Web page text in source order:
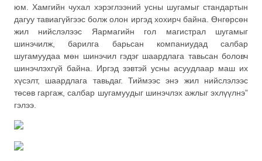
юм. Хамгийн чухал хэрэглээний усны шугамыг стандартын
дагуу тавиагүйгээс болж олон иргэд хохирч байна. Өнгөрсөн
жил нийслэлээс Яармагийн гол магистрал шугамыг
шинэчилж, барилга барьсан компаниудад салбар
шугамуудаа мөн шинэчил гэдэг шаардлага тавьсан боловч
шинэчлэхгүй байна. Иргэд зэвтэй усны асуудлаар маш их
хүсэлт, шаардлага тавьдаг. Тиймээс энэ жил нийслэлээс
төсөв гаргаж, салбар шугамуудыг шинэчлэх ажлыг эхлүүлнэ”
гэлээ.